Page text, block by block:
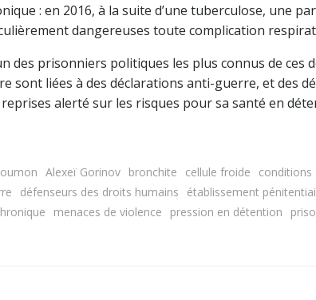
: en 2016, à la suite d’une tuberculose, une
dangereuses toute complication
des prisonniers politiques les plus connus de ces
sont liées à des déclarations anti-guerre, et des
alerté sur les risques pour sa santé en
Alexeï Gorinov bronchite cellule froide
conditions
défenseurs des droits humains établissement
menaces de violence pression en détention